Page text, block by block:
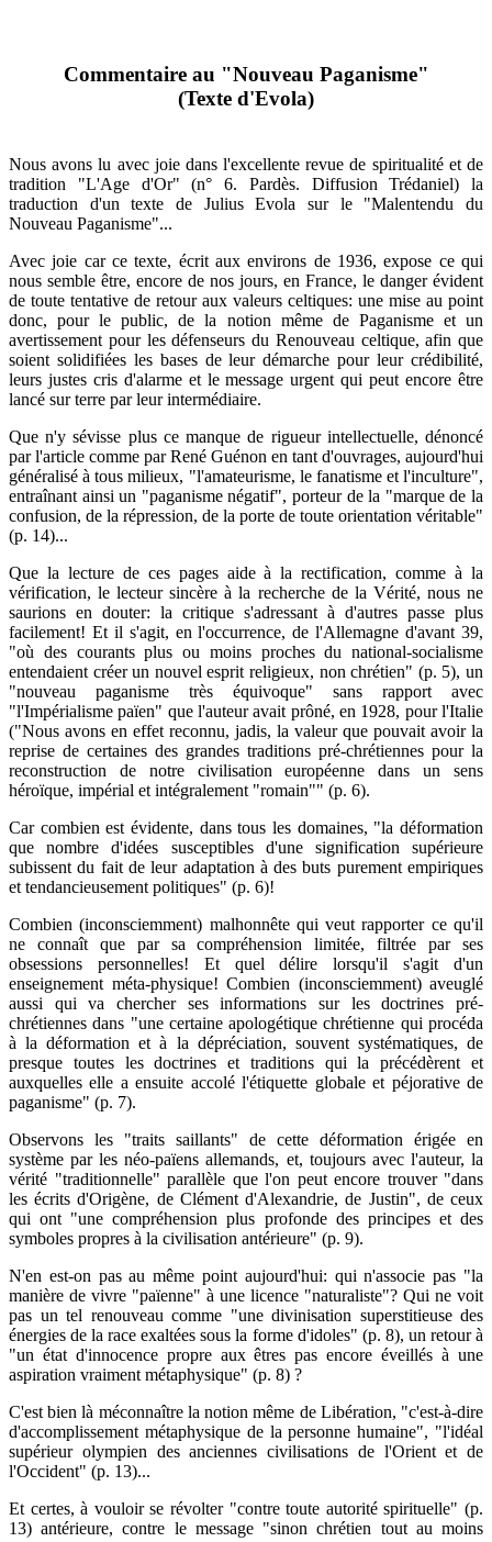
Commentaire au "Nouveau Paganisme"
(Texte d'Evola)
Nous avons lu avec joie dans l'excellente revue de spiritualité et de
tradition "L'Age d'Or" (n° 6. Pardès. Diffusion Trédaniel) la
traduction d'un texte de Julius Evola sur le "Malentendu du
Nouveau Paganisme"...
Avec joie car ce texte, écrit aux environs de 1936, expose ce qui
nous semble être, encore de nos jours, en France, le danger évident
de toute tentative de retour aux valeurs celtiques: une mise au point
donc, pour le public, de la notion même de Paganisme et un
avertissement pour les défenseurs du Renouveau celtique, afin que
soient solidifiées les bases de leur démarche pour leur crédibilité,
leurs justes cris d'alarme et le message urgent qui peut encore être
lancé sur terre par leur intermédiaire.
Que n'y sévisse plus ce manque de rigueur intellectuelle, dénoncé
par l'article comme par René Guénon en tant d'ouvrages, aujourd'hui
généralisé à tous milieux, "l'amateurisme, le fanatisme et l'inculture",
entraînant ainsi un "paganisme négatif", porteur de la "marque de la
confusion, de la répression, de la porte de toute orientation véritable"
(p. 14)...
Que la lecture de ces pages aide à la rectification, comme à la
vérification, le lecteur sincère à la recherche de la Vérité, nous ne
saurions en douter: la critique s'adressant à d'autres passe plus
facilement! Et il s'agit, en l'occurrence, de l'Allemagne d'avant 39,
"où des courants plus ou moins proches du national-socialisme
entendaient créer un nouvel esprit religieux, non chrétien" (p. 5), un
"nouveau paganisme très équivoque" sans rapport avec
"l'Impérialisme païen" que l'auteur avait prôné, en 1928, pour l'Italie
("Nous avons en effet reconnu, jadis, la valeur que pouvait avoir la
reprise de certaines des grandes traditions pré-chrétiennes pour la
reconstruction de notre civilisation européenne dans un sens
héroïque, impérial et intégralement "romain"" (p. 6).
Car combien est évidente, dans tous les domaines, "la déformation
que nombre d'idées susceptibles d'une signification supérieure
subissent du fait de leur adaptation à des buts purement empiriques
et tendancieusement politiques" (p. 6)!
Combien (inconsciemment) malhonnête qui veut rapporter ce qu'il
ne connaît que par sa compréhension limitée, filtrée par ses
obsessions personnelles! Et quel délire lorsqu'il s'agit d'un
enseignement méta-physique! Combien (inconsciemment) aveuglé
aussi qui va chercher ses informations sur les doctrines pré-
chrétiennes dans "une certaine apologétique chrétienne qui procéda
à la déformation et à la dépréciation, souvent systématiques, de
presque toutes les doctrines et traditions qui la précédèrent et
auxquelles elle a ensuite accolé l'étiquette globale et péjorative de
paganisme" (p. 7).
Observons les "traits saillants" de cette déformation érigée en
système par les néo-païens allemands, et, toujours avec l'auteur, la
vérité "traditionnelle" parallèle que l'on peut encore trouver "dans
les écrits d'Origène, de Clément d'Alexandrie, de Justin", de ceux
qui ont "une compréhension plus profonde des principes et des
symboles propres à la civilisation antérieure" (p. 9).
N'en est-on pas au même point aujourd'hui: qui n'associe pas "la
manière de vivre "païenne" à une licence "naturaliste"? Qui ne voit
pas un tel renouveau comme "une divinisation superstitieuse des
énergies de la race exaltées sous la forme d'idoles" (p. 8), un retour à
"un état d'innocence propre aux êtres pas encore éveillés à une
aspiration vraiment métaphysique" (p. 8) ?
C'est bien là méconnaître la notion même de Libération, "c'est-à-dire
d'accomplissement métaphysique de la personne humaine", "l'idéal
supérieur olympien des anciennes civilisations de l'Orient et de
l'Occident" (p. 13)...
Et certes, à vouloir se révolter "contre toute autorité spirituelle" (p.
13) antérieure, contre le message "sinon chrétien tout au moins